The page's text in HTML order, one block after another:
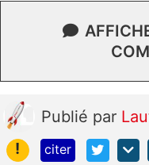
Publié par
!
citer